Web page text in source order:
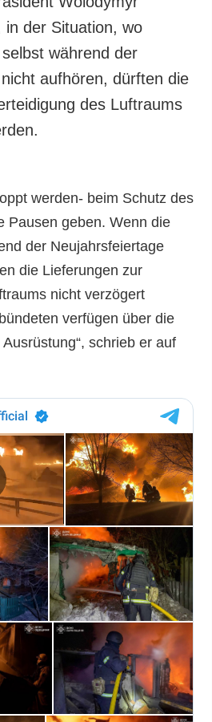
Fotobank
in der Situation, wo
während der
aufhören, dürften die
des Luftraums
werden- beim Schutz des
Pausen geben. Wenn die
der Neujahrsfeiertage
die Lieferungen zur
nicht verzögert
verfügen über die
schrieb er auf